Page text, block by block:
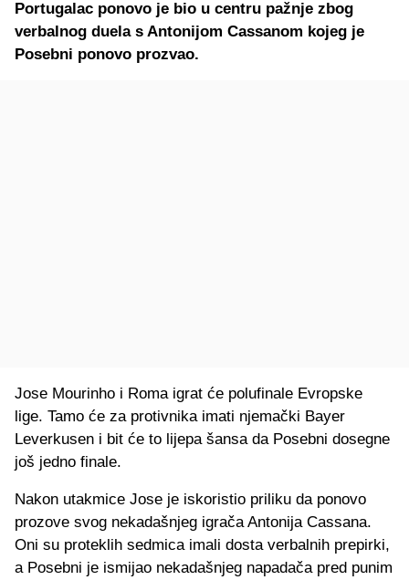
Portugalac ponovo je bio u centru pažnje zbog
verbalnog duela s Antonijom Cassanom kojeg je
Posebni ponovo prozvao.
Jose Mourinho i Roma igrat će polufinale Evropske
lige. Tamo će za protivnika imati njemački Bayer
Leverkusen i bit će to lijepa šansa da Posebni dosegne
još jedno finale.
Nakon utakmice Jose je iskoristio priliku da ponovo
prozove svog nekadašnjeg igrača Antonija Cassana.
Oni su proteklih sedmica imali dosta verbalnih prepirki,
a Posebni je ismijao nekadašnjeg napadača pred punim